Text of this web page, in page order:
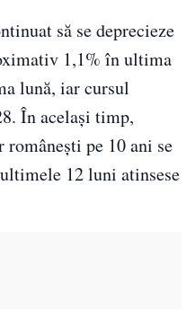
să se deprecieze
1,1% în ultima
lună, iar cursul
În același timp,
pe 10 ani se
12 luni atinsese